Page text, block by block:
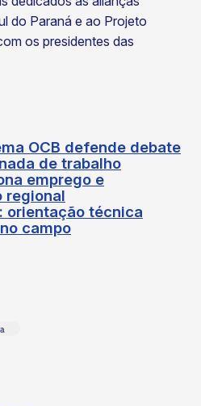
do Paraná e ao Projeto
os presidentes das
OCB defende debate
de trabalho
emprego e
regional
orientação técnica
campo